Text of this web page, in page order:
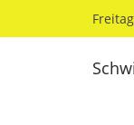
Inhalt